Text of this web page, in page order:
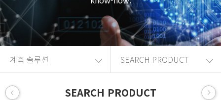
계측 솔루션 SEARCH PRODUCT
SEARCH PRODUCT